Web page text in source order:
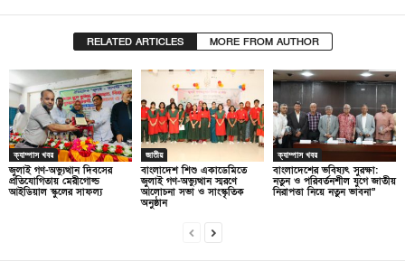
RELATED ARTICLES MORE FROM AUTHOR
ক্যাম্পাস খবর
জুলাই গণ-অভ্যুত্থান দিবসের
প্রতিযোগিতায় মেরীগোল্ড
আইডিয়াল স্কুলের সাফল্য
জাতীয়
বাংলাদেশ শিশু একাডেমিতে
জুলাই গণ-অভ্যুত্থান স্মরণে
আলোচনা সভা ও সাংস্কৃতিক
অনুষ্ঠান
ক্যাম্পাস খবর
বাংলাদেশের ভবিষ্যৎ সুরক্ষা:
নতুন ও পরিবর্তনশীল যুগে জাতীয়
নিরাপত্তা নিয়ে নতুন ভাবনা”